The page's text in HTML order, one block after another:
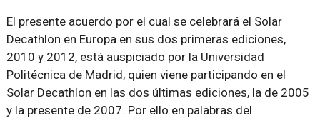
El presente acuerdo por el cual se celebrará el Solar
Decathlon en Europa en sus dos primeras ediciones,
2010 y 2012, está auspiciado por la Universidad
Politécnica de Madrid, quien viene participando en el
Solar Decathlon en las dos últimas ediciones, la de 2005
y la presente de 2007. Por ello en palabras del